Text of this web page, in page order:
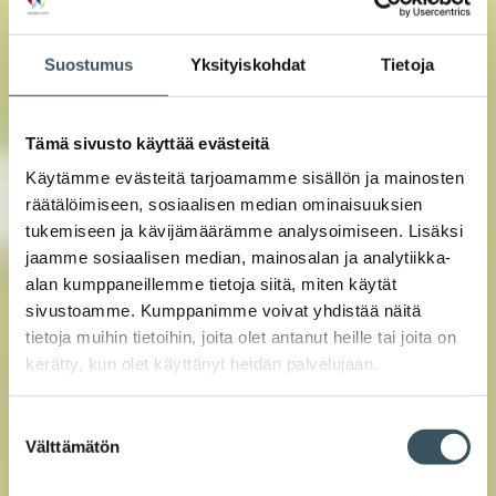
Suostumus Yksityiskohdat Tietoja
Tämä sivusto käyttää evästeitä
Käytämme evästeitä tarjoamamme sisällön ja mainosten
räätälöimiseen, sosiaalisen median ominaisuuksien
tukemiseen ja kävijämäärämme analysoimiseen. Lisäksi
jaamme sosiaalisen median, mainosalan ja analytiikka-
alan kumppaneillemme tietoja siitä, miten käytät
sivustoamme. Kumppanimme voivat yhdistää näitä
tietoja muihin tietoihin, joita olet antanut heille tai joita on
kerätty, kun olet käyttänyt heidän palvelujaan.
valinta
Välttämätön